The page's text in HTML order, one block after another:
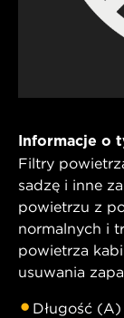
Informacje o
Filtry
sadzę i inne
powietrzu z
normalnych i
powietrza
usuwania
Długość